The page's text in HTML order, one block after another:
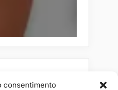
consentimento